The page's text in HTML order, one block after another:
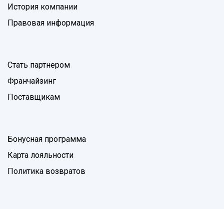
История компании
Правовая информация
Стать партнером
Франчайзинг
Поставщикам
Бонусная программа
Карта лояльности
Политика возвратов